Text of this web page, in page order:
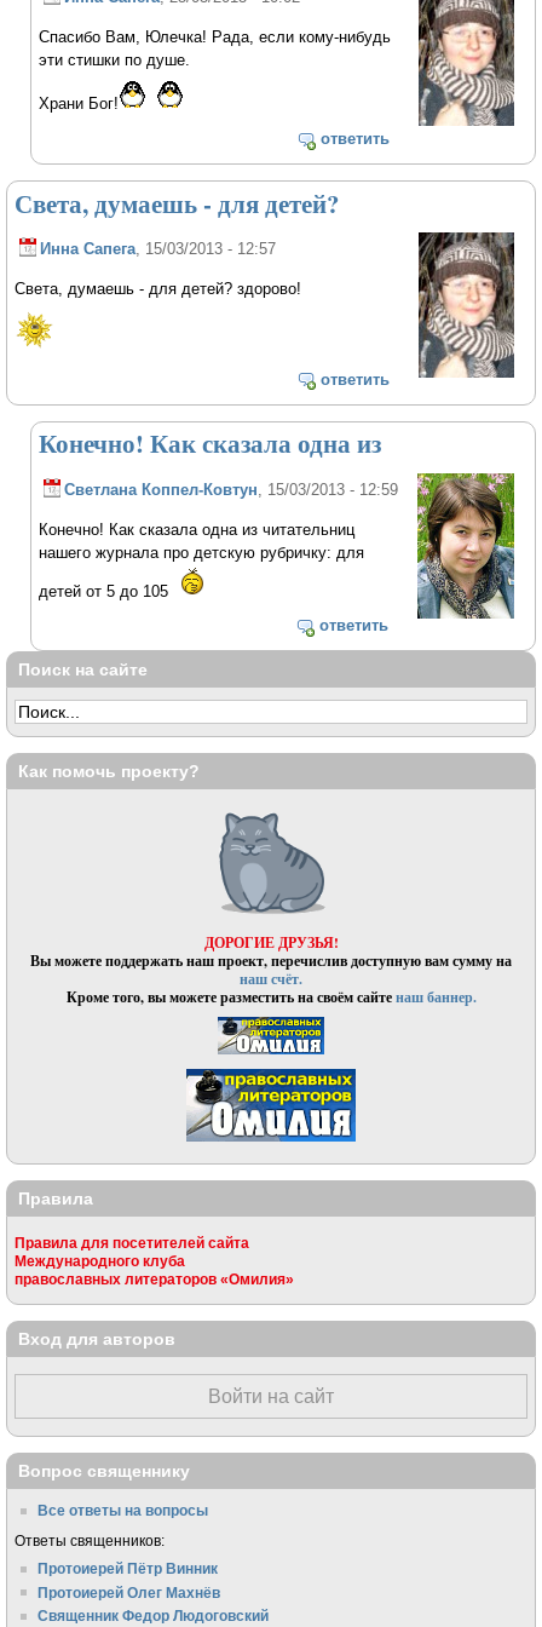
Спасибо Вам, Юлечка! Рада, если кому-нибудь
эти стишки по душе.
Храни Бог!
ответить
Света, думаешь - для детей?
Инна Сапега, 15/03/2013 - 12:57
Света, думаешь - для детей? здорово!
ответить
Конечно! Как сказала одна из
Светлана Коппел-Ковтун , 15/03/2013 - 12:59
Конечно! Как сказала одна из читательниц
нашего журнала про детскую рубричку: для
детей от 5 до 105
ответить
Поиск на сайте
Как помочь проекту?
ДОРОГИЕ ДРУЗЬЯ!
Вы можете поддержать наш проект, перечислив доступную вам сумму на
наш счёт.
Кроме того, вы можете разместить на своём сайтенаш баннер.
Правила
Правила для посетителей сайта
Международного клуба
православных литераторов «Омилия»
Вход для авторов
Войти на сайт
Вопрос священнику
Все ответы на вопросы
Ответы священников:
Протоиерей Пётр Винник
Протоиерей Олег Махнёв
Священник Федор Людоговский